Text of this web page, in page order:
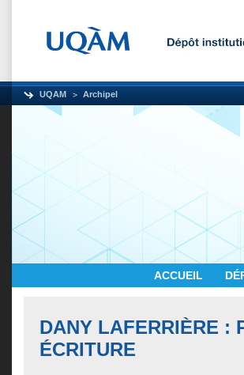
UQAM Archipel
ACCUEIL
DANY LAFERRIÈRE :
ÉCRITURE